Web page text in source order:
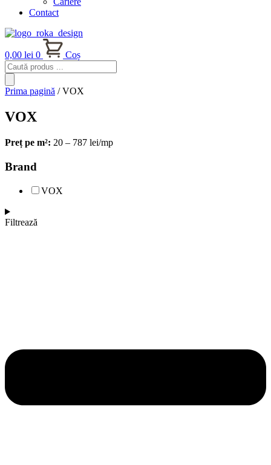
Contact
0,00 lei 0
Coș
Products
search
Prima pagină / VOX
VOX
Preț pe m²: 20 – 787 lei/mp
Brand
VOX
Filtrează